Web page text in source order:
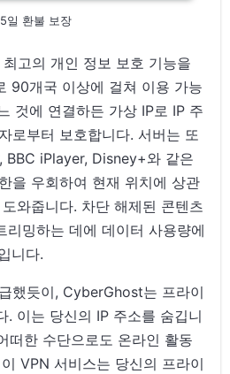
일 환불 보장
고의 개인 정보 보호 기능을
90개국 이상에 걸쳐 이용 가능
것에 연결하든 가상 IP로 IP 주
로부터 보호합니다. 서버는 또
iPlayer, Disney+와 같은
을 우회하여 현재 위치에 상관
와줍니다. 차단 해제된 콘텐츠
리밍하는 데에 데이터 사용량에
니다.
했듯이, CyberGhost는 프라이
. 이는 당신의 IP 주소를 숨깁니
떠한 수단으로도 온라인 활동
VPN 서비스는 당신의 프라이